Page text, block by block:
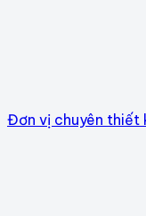
Đơn vị chuyên thiết